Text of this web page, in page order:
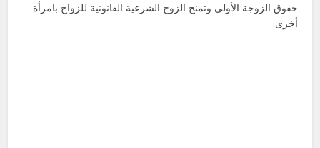
حقوق الزوجة الأولى وتمنح الزوج الشرعية القانونية للزواج بامرأة
أخرى.